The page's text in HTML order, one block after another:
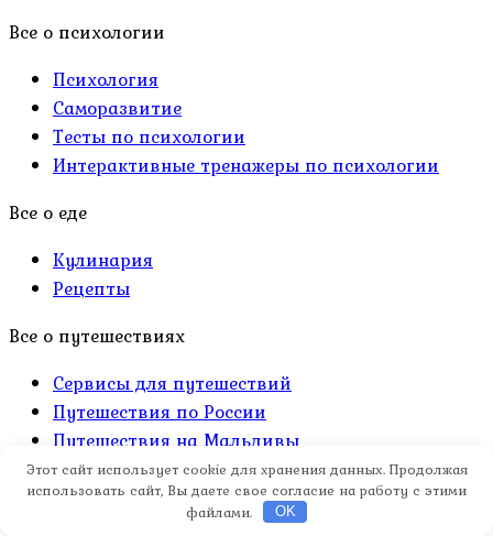
Все о психологии
Психология
Саморазвитие
Тесты по психологии
Интерактивные тренажеры по психологии
Все о еде
Кулинария
Рецепты
Все о путешествиях
Сервисы для путешествий
Путешествия по России
Путешествия на Мальдивы
Путешествия Турция
Путешествия Египет
Путешествия в ОАЭ
Этот сайт использует cookie для хранения данных. Продолжая
использовать сайт, Вы даете свое согласие на работу с этими
файлами.
OK